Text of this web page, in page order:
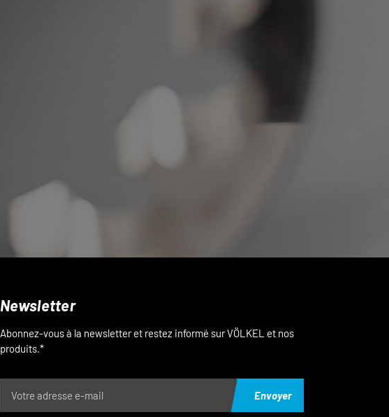
Newsletter
Abonnez-vous à la newsletter et restez informé sur VÖLKEL et nos
produits.*
Envoyer